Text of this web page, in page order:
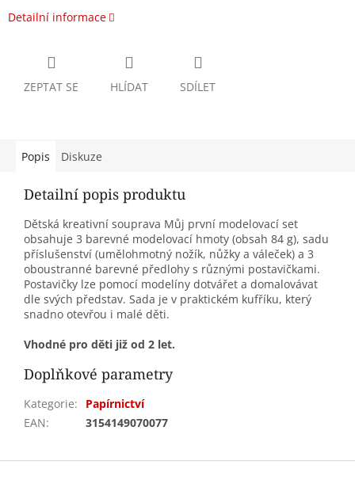
Detailní informace
ZEPTAT SE HLÍDAT SDÍLET
Popis Diskuze
Detailní popis produktu
Dětská kreativní souprava Můj první modelovací set
obsahuje 3 barevné modelovací hmoty (obsah 84 g), sadu
příslušenství (umělohmotný nožík, nůžky a váleček) a 3
oboustranné barevné předlohy s různými postavičkami.
Postavičky lze pomocí modelíny dotvářet a domalovávat
dle svých představ. Sada je v praktickém kufříku, který
snadno otevřou i malé děti.
Vhodné pro děti již od 2 let.
Doplňkové parametry
Kategorie:
Papírnictví
EAN: 3154149070077
Z